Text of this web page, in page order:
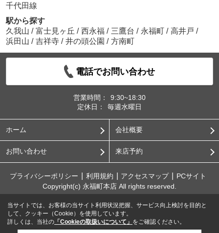
千代田線
駅から探す
久我山 / 富士見ヶ丘 / 西永福 / 三鷹台 / 永福町 / 高井戸 /
浜田山 / 吉祥寺 / 井の頭公園 / 方南町
電話でお問い合わせ
営業時間：
9:30~18:30
定休日：
毎週水曜日
ホーム 会社概要
お問い合わせ 来店予約
プライバシーポリシー 利用規約 アクセスマップ
PCサイト
Copyright(c) 永福町本店 All rights reserved.
当サイトでは、お客様の当サイト利用状況把握、サービス向上検討を目的と
して、クッキー（Cookie）を使用しています。
詳しくは、当社の 「Cookieの取扱いについて」 をご確認ください。